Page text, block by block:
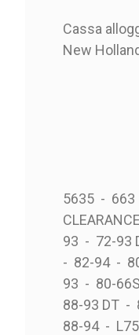
Cassa
New
5635 - 663
93 - 72-93
- 82-94 -
93 - 80-
88-93 DT -
88-94 -